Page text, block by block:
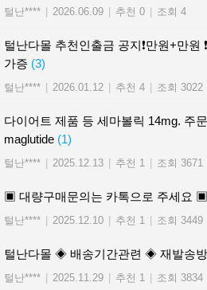
털난**** 2026.06.09 추천 0 조회 4
털난다몰 추천인출금 공지❗만원+만원
가증 (3)
털난**** 2026.01.12 추천 4 조회 3022
다이어트 제품 등 세마볼릭 14mg. 주
maglutide (1)
털난**** 2025.12.13 추천 1 조회 3671
▣ 대량구매문의는 카톡으로 주세요 ▣
털난**** 2025.12.10 추천 1 조회 3449
털난다몰 ◈ 배송기간관련 ◈ 재발송
털난**** 2025.11.29 추천 1 조회 3834